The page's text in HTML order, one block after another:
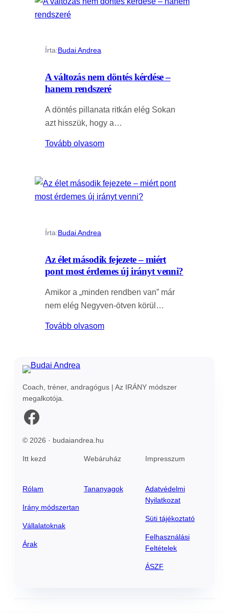
Írta:Budai Andrea
A változás nem döntés kérdése –
hanem rendszeré
A döntés pillanata ritkán elég Sokan
azt hisszük, hogy a…
Tovább olvasom
Írta:Budai Andrea
Az élet második fejezete – miért
pont most érdemes új irányt venni?
Amikor a „minden rendben van” már
nem elég Negyven-ötven körül…
Tovább olvasom
Coach, tréner, andragógus | Az IRÁNY módszer
megalkotója.
Facebook
© 2026 · budaiandrea.hu
Itt kezd
Rólam
Irány módszertan
Vállalatoknak
Árak
Webáruház
Tananyagok
Impresszum
Adatvédelmi
Nyilatkozat
Süti tájékoztató
Felhasználási
Feltételek
ÁSZF